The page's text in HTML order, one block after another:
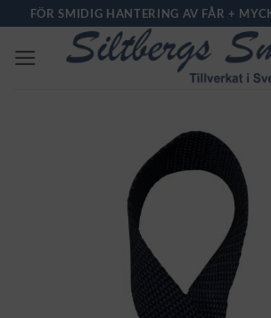
content
FÖR SMIDIG HANTERING AV FÅR +